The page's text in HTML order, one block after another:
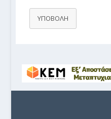
ΥΠΟΒΟΛΗ